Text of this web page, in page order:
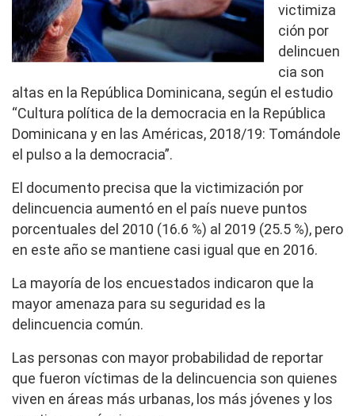
victimiza
ción por
delincuen
cia son
altas en la República Dominicana, según el estudio
“Cultura política de la democracia en la República
Dominicana y en las Américas, 2018/19: Tomándole
el pulso a la democracia”.
El documento precisa que la victimización por
delincuencia aumentó en el país nueve puntos
porcentuales del 2010 (16.6 %) al 2019 (25.5 %), pero
en este año se mantiene casi igual que en 2016.
La mayoría de los encuestados indicaron que la
mayor amenaza para su seguridad es la
delincuencia común.
Las personas con mayor probabilidad de reportar
que fueron víctimas de la delincuencia son quienes
viven en áreas más urbanas, los más jóvenes y los